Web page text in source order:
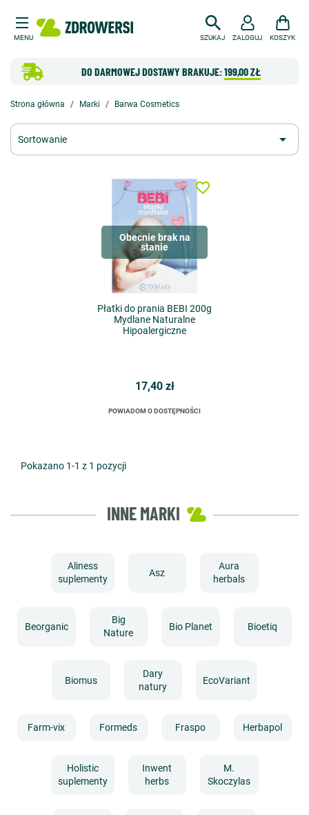
MENU SZUKAJ
DO DARMOWEJ DOSTAWY BRAKUJE:199,00 ZŁ
ZALOGUJ KOSZYK
Strona główna Marki Barwa Cosmetics
Sortowanie 
Obecnie brak na
stanie
Płatki do prania BEBI 200g
Mydlane Naturalne
Hipoalergiczne
17,40 zł
POWIADOM O DOSTĘPNOŚCI
favorite_border
Pokazano 1-1 z 1 pozycji
INNE MARKI
Aliness
suplementy
Asz
Aura
herbals
Beorganic
Big
Nature
Bio Planet Bioetiq
Biomus
Dary
natury
EcoVariant
Farm-vix Formeds Fraspo Herbapol
Holistic
suplementy
Inwent
herbs
M.
Skoczylas